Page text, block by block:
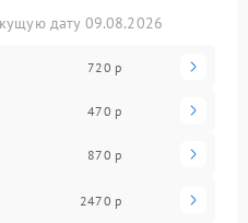
дату 09.08.2026
720 р
470 р
870 р
2470 р